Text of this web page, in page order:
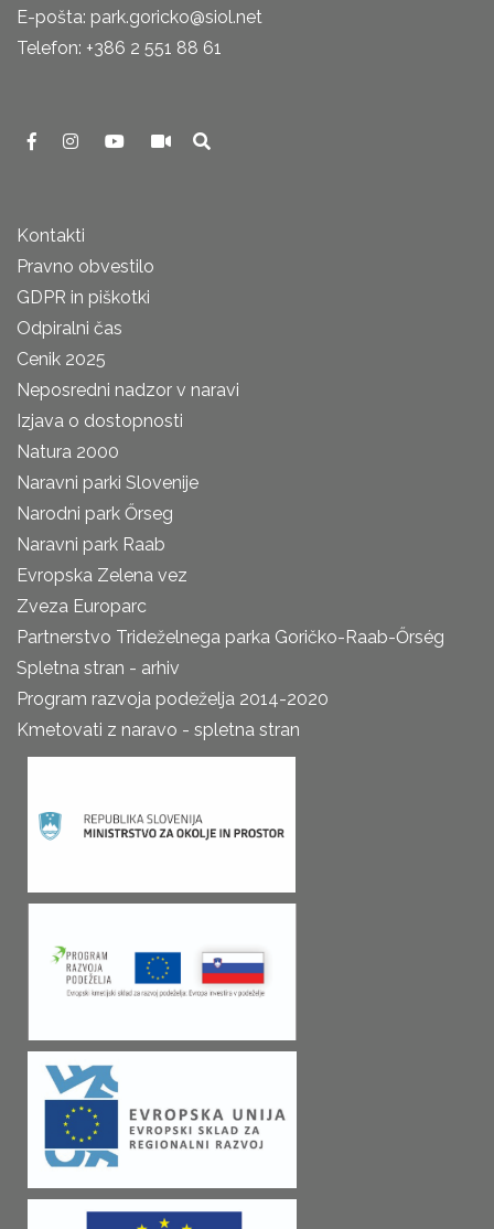
E-pošta: park.goricko@siol.net
Telefon: +386 2 551 88 61
Kontakti
Pravno obvestilo
GDPR in piškotki
Odpiralni čas
Cenik 2025
Neposredni nadzor v naravi
Izjava o dostopnosti
Natura 2000
Naravni parki Slovenije
Narodni park Őrseg
Naravni park Raab
Evropska Zelena vez
Zveza Europarc
Partnerstvo Trideželnega parka Goričko-Raab-Őrség
Spletna stran - arhiv
Program razvoja podeželja 2014-2020
Kmetovati z naravo - spletna stran